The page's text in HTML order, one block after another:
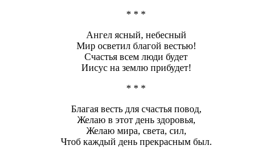
* * *
Ангел ясный, небесный
Мир осветил благой вестью!
Счастья всем люди будет
Иисус на землю прибудет!
* * *
Благая весть для счастья повод,
Желаю в этот день здоровья,
Желаю мира, света, сил,
Чтоб каждый день прекрасным был.